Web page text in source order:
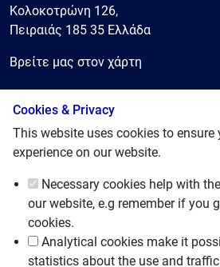
Κολοκοτρώνη 126,
Πειραιάς 185 35 Ελλάδα
Βρείτε μας στον χάρτη
© 2025, Pantechnic
Cookies & Privacy
This website uses cookies to ensure
experience on our website.
Necessary cookies help with
our website, e.g remember if you
cookies.
Analytical cookies make it
statistics about the use and